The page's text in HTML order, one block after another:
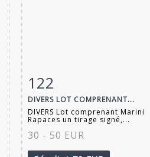
Fiche détaillée
122
DIVERS LOT COMPRENANT...
DIVERS Lot comprenant Marini
Rapaces un tirage signé,...
30 - 50 EUR